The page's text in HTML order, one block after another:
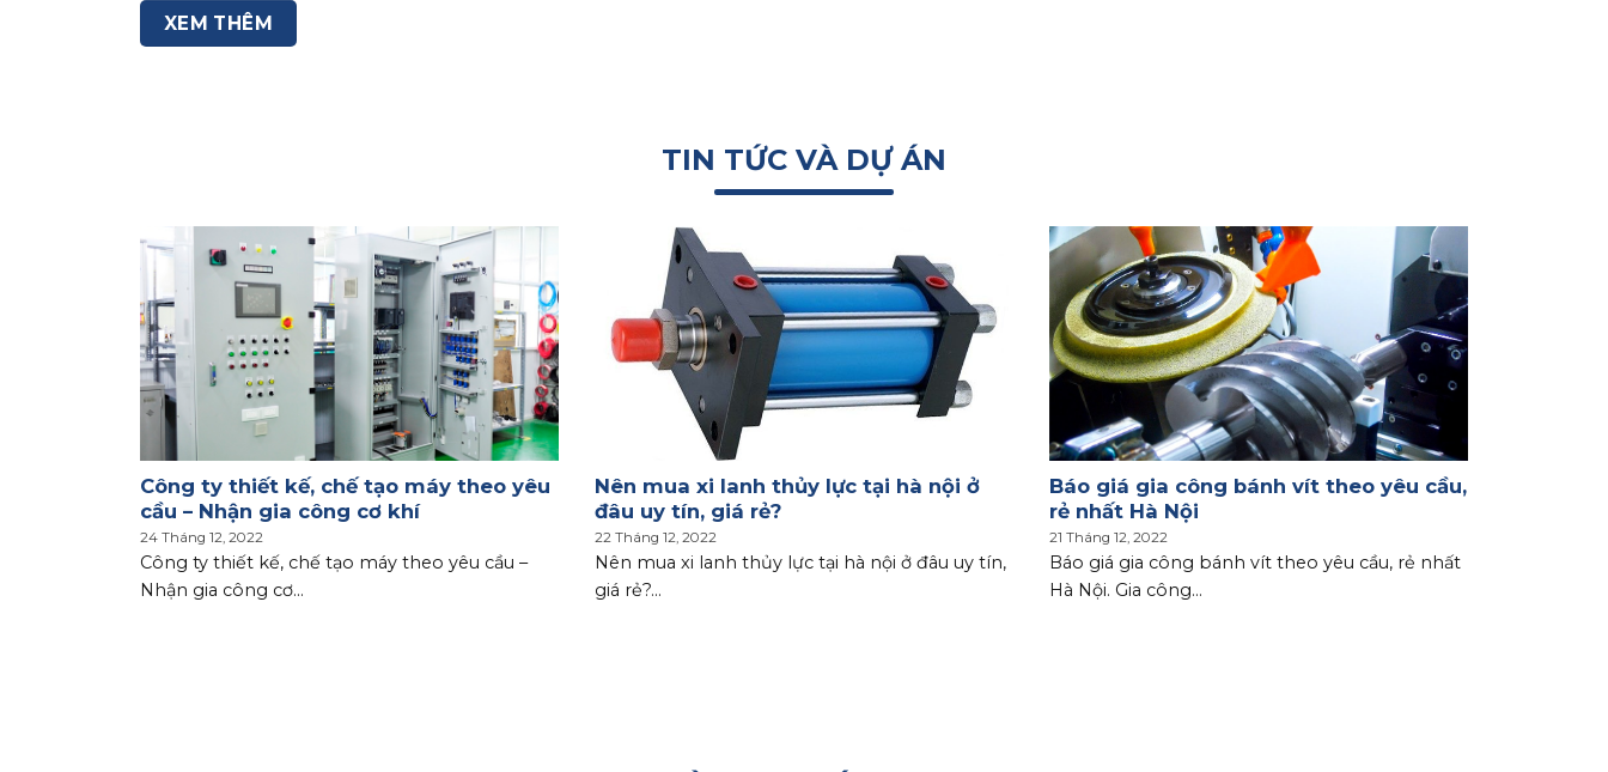
XEM THÊM
TIN TỨC VÀ DỰ ÁN
Công ty thiết kế, chế tạo máy theo yêu
cầu – Nhận gia công cơ khí
24 Tháng 12, 2022
Công ty thiết kế, chế tạo máy theo yêu cầu –
Nhận gia công cơ...
Nên mua xi lanh thủy lực tại hà nội ở
đâu uy tín, giá rẻ?
22 Tháng 12, 2022
Nên mua xi lanh thủy lực tại hà nội ở đâu uy tín,
giá rẻ?...
Báo giá gia công bánh vít theo yêu cầu,
rẻ nhất Hà Nội
21 Tháng 12, 2022
Báo giá gia công bánh vít theo yêu cầu, rẻ nhất
Hà Nội. Gia công...